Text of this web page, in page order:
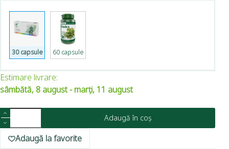
30 capsule 60 capsule
Estimare livrare:
sâmbătă, 8 august - marți, 11 august
Adaugă în coș
Adaugă la favorite